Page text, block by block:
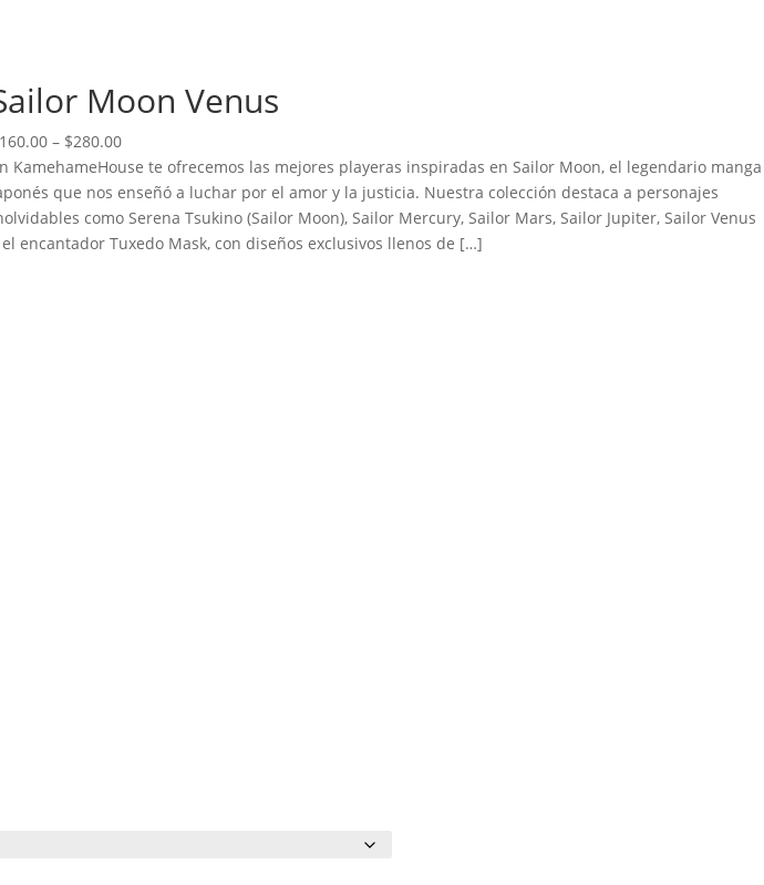
Moon Venus
160.00 – $280.00Price
range:
$160.00
through
$280.00
KamehameHouse te ofrecemos las mejores playeras inspiradas en Sailor Moon, el legendario manga
que nos enseñó a luchar por el amor y la justicia. Nuestra colección destaca a personajes
como Serena Tsukino (Sailor Moon), Sailor Mercury, Sailor Mars, Sailor Jupiter, Sailor Venus
encantador Tuxedo Mask, con diseños exclusivos llenos de […]